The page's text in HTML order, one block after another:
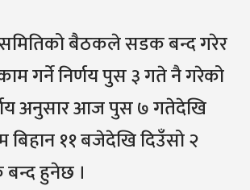
समितिको बैठकले सडक बन्द गरेर
गर्ने निर्णय पुस ३ गते नै गरेको
अनुसार आज पुस ७ गतेदेखि
११ बजेदेखि दिउँसो २
हुनेछ ।